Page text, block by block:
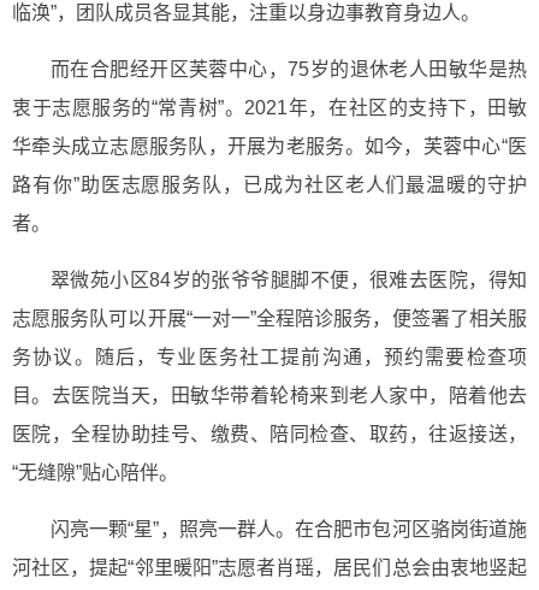
临涣”，团队成员各显其能，注重以身边事教育身边人。
而在合肥经开区芙蓉中心，75岁的退休老人田敏华是热
衷于志愿服务的“常青树”。2021年，在社区的支持下，田敏
华牵头成立志愿服务队，开展为老服务。如今，芙蓉中心“医
路有你”助医志愿服务队，已成为社区老人们最温暖的守护
者。
翠微苑小区84岁的张爷爷腿脚不便，很难去医院，得知
志愿服务队可以开展“一对一”全程陪诊服务，便签署了相关服
务协议。随后，专业医务社工提前沟通，预约需要检查项
目。去医院当天，田敏华带着轮椅来到老人家中，陪着他去
医院，全程协助挂号、缴费、陪同检查、取药，往返接送，
“无缝隙”贴心陪伴。
闪亮一颗“星”，照亮一群人。在合肥市包河区骆岗街道施
河社区，提起“邻里暖阳”志愿者肖瑶，居民们总会由衷地竖起